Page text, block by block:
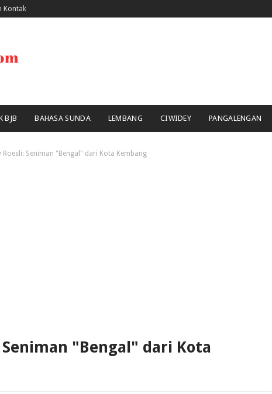
Kontak
BJB BAHASA SUNDA LEMBANG CIWIDEY PANGALENGAN
Roesli: Seniman "Bengal" dari Kota Kembang
"Bengal" dari Kota